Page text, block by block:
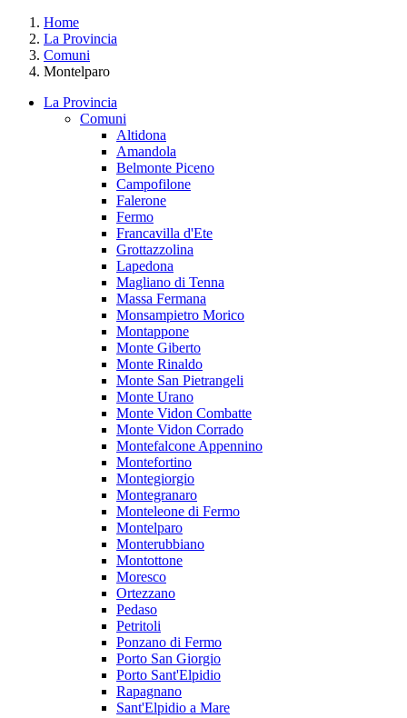
Home
La Provincia
Comuni
Montelparo
La Provincia
Comuni
Altidona
Amandola
Belmonte Piceno
Campofilone
Falerone
Fermo
Francavilla d'Ete
Grottazzolina
Lapedona
Magliano di Tenna
Massa Fermana
Monsampietro Morico
Montappone
Monte Giberto
Monte Rinaldo
Monte San Pietrangeli
Monte Urano
Monte Vidon Combatte
Monte Vidon Corrado
Montefalcone Appennino
Montefortino
Montegiorgio
Montegranaro
Monteleone di Fermo
Montelparo
Monterubbiano
Montottone
Moresco
Ortezzano
Pedaso
Petritoli
Ponzano di Fermo
Porto San Giorgio
Porto Sant'Elpidio
Rapagnano
Sant'Elpidio a Mare